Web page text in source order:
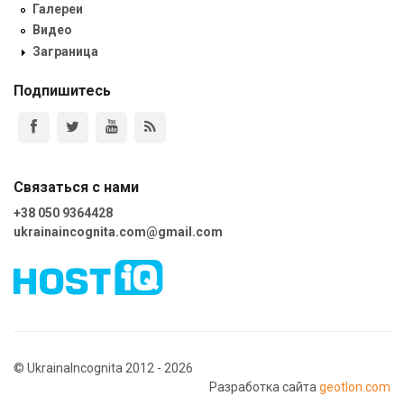
Галереи
Видео
Заграница
Подпишитесь
Связаться с нами
+38 050 9364428
ukrainaincognita.com@gmail.com
© UkrainaIncognita 2012 - 2026
Разработка сайта geotlon.com